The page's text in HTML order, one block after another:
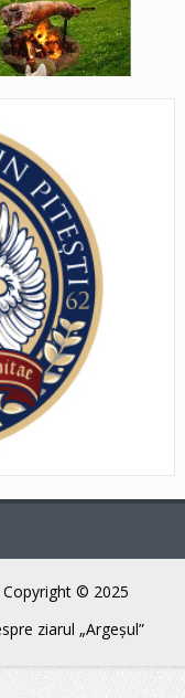
Copyright © 2025
ziarul „Argeşul”